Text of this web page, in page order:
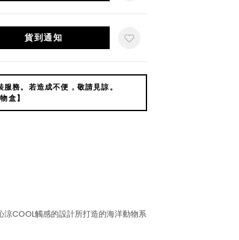
貨到通知
務。若造成不便，敬請見諒。
盒】
COOL觸感的設計所打造的海洋動物系